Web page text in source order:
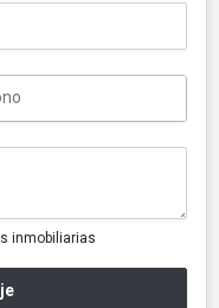
inmobiliarias